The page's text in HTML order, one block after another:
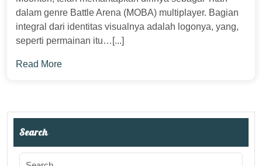
dalam genre Battle Arena (MOBA) multiplayer. Bagian
integral dari identitas visualnya adalah logonya, yang,
seperti permainan itu…[...]
Read More
Search